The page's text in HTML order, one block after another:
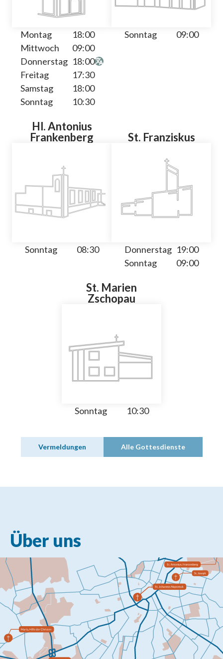
Montag
18:00
Mittwoch
09:00
Donnerstag 18:00
Freitag
17:30
Samstag
18:00
Sonntag
10:30
Sonntag 09:00
Hl. Antonius
Frankenberg
Sonntag 08:30
St. Franziskus
Donnerstag 19:00
Sonntag
09:00
St. Marien
Zschopau
Sonntag 10:30
Vermeldungen Alle Gottesdienste
Über uns